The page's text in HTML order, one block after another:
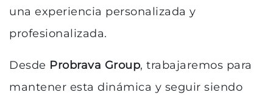
una experiencia personalizada y
profesionalizada.
Desde Probrava Group, trabajaremos para
mantener esta dinámica y seguir siendo